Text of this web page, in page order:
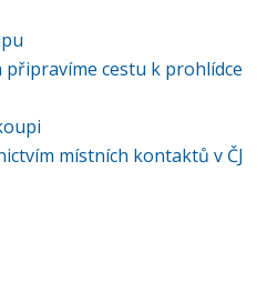
cestu k prohlídce
místních kontaktů v ČJ